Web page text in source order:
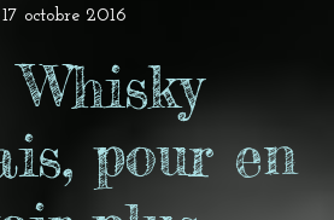
17 octobre 2016
pour en